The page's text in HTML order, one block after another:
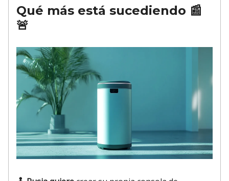
Qué más está sucediendo 📰
🚨